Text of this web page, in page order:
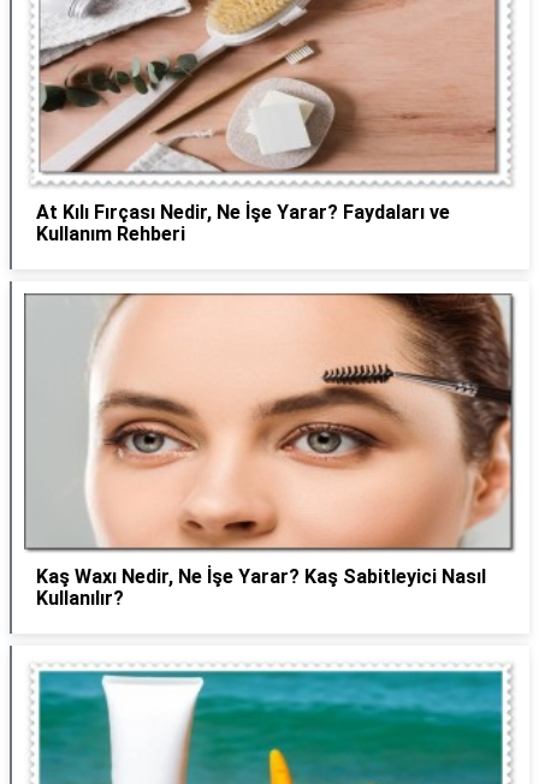
At Kılı Fırçası Nedir, Ne İşe Yarar? Faydaları ve
Kullanım Rehberi
Kaş Waxı Nedir, Ne İşe Yarar? Kaş Sabitleyici Nasıl
Kullanılır?